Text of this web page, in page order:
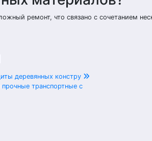
ремонт, что связано с сочетанием
деревянных констру
транспортные с